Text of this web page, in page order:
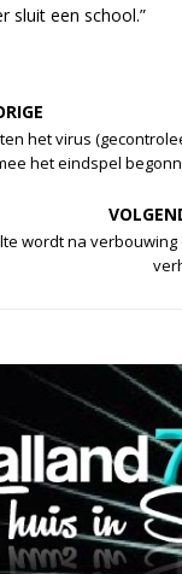
sluit een school.”
het virus
het eindspel
wordt na verbouwing